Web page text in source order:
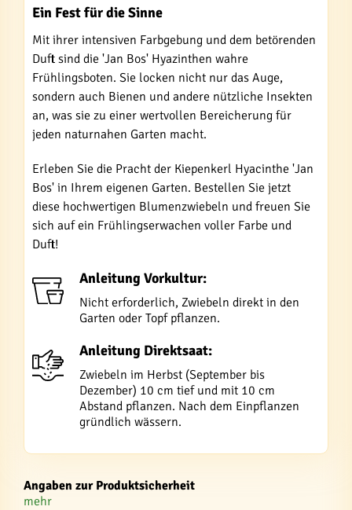
Ein Fest für die Sinne
Mit ihrer intensiven Farbgebung und dem betörenden
Duft sind die 'Jan Bos' Hyazinthen wahre
Frühlingsboten. Sie locken nicht nur das Auge,
sondern auch Bienen und andere nützliche Insekten
an, was sie zu einer wertvollen Bereicherung für
jeden naturnahen Garten macht.
Erleben Sie die Pracht der Kiepenkerl Hyacinthe 'Jan
Bos' in Ihrem eigenen Garten. Bestellen Sie jetzt
diese hochwertigen Blumenzwiebeln und freuen Sie
sich auf ein Frühlingserwachen voller Farbe und
Duft!
Anleitung Vorkultur:
Nicht erforderlich, Zwiebeln direkt in den
Garten oder Topf pflanzen.
Anleitung Direktsaat:
Zwiebeln im Herbst (September bis
Dezember) 10 cm tief und mit 10 cm
Abstand pflanzen. Nach dem Einpflanzen
gründlich wässern.
Angaben zur Produktsicherheit
mehr